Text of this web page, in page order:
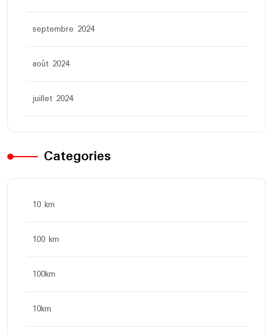
septembre 2024
août 2024
juillet 2024
Categories
10 km
100 km
100km
10km